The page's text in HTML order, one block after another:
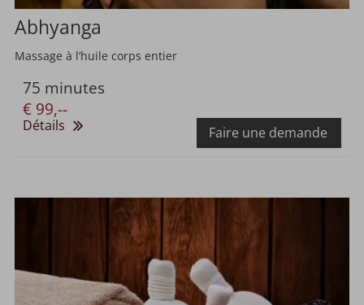
Abhyanga
Massage à l’huile corps entier
75 minutes
€ 99,--
Faire une demande
Détails